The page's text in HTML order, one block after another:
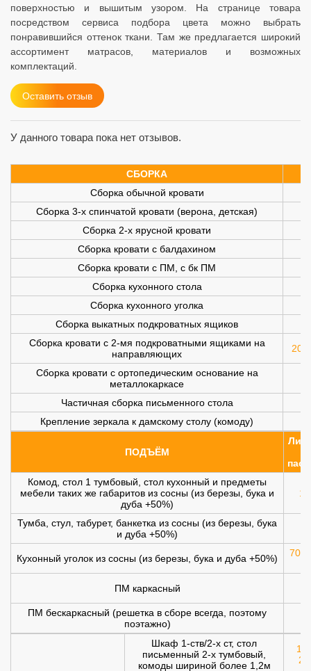
поверхностью и вышитым узором. На странице товара
посредством сервиса подбора цвета можно выбрать
понравившийся оттенок ткани. Там же предлагается широкий
ассортимент матрасов, материалов и возможных
комплектаций.
Оставить отзыв
У данного товара пока нет отзывов.
СБОРКА
Сборка обычной кровати
Сборка 3-х спинчатой кровати (верона, детская)
Сборка 2-х ярусной кровати
Сборка кровати с балдахином
Сборка кровати с ПМ, с бк ПМ
Сборка кухонного стола
Сборка кухонного уголка
Сборка выкатных подкроватных ящиков
Сборка кровати с 2-мя подкроватными ящиками на
направляющих
200
Сборка кровати с ортопедическим основание на
металлокаркасе
Частичная сборка письменного стола
Крепление зеркала к дамскому столу (комоду)
ПОДЪЁМ
Комод, стол 1 тумбовый, стол кухонный и предметы
мебели таких же габаритов из сосны (из березы, бука и
дуба +50%)
Тумба, стул, табурет, банкетка из сосны (из березы, бука
и дуба +50%)
Кухонный уголок из сосны (из березы, бука и дуба +50%) 700
ПМ каркасный
ПМ бескаркасный (решетка в сборе всегда, поэтому
поэтажно)
Шкаф 1-ств/2-х ст, стол
письменный 2-х тумбовый,
комоды шириной более 1,2м